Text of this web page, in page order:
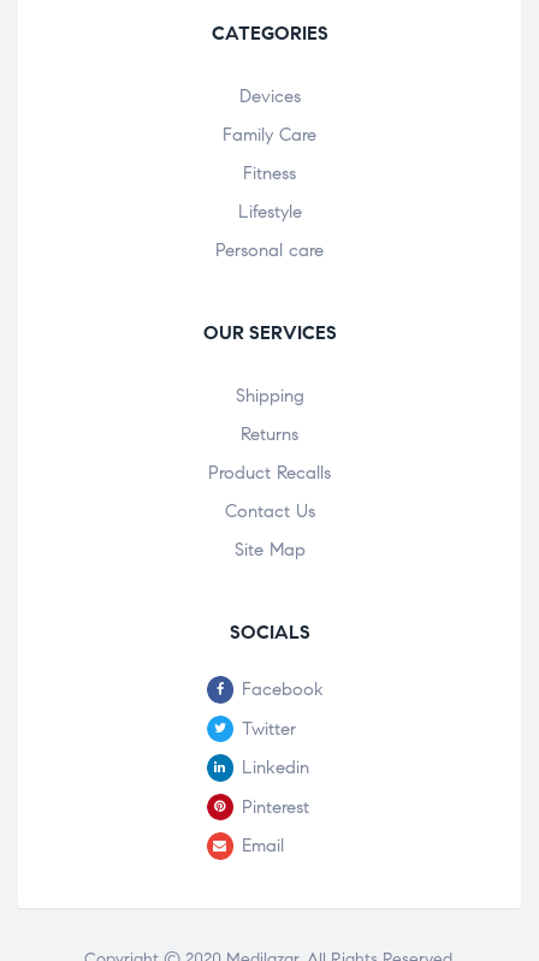
CATEGORIES
Devices
Family Care
Fitness
Lifestyle
Personal care
OUR SERVICES
Shipping
Returns
Product Recalls
Contact Us
Site Map
SOCIALS
Facebook
Twitter
Linkedin
Pinterest
Email